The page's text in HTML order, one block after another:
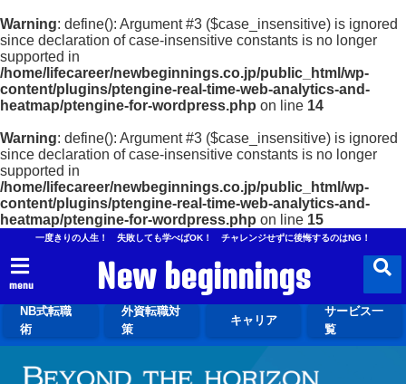
Warning: define(): Argument #3 ($case_insensitive) is ignored
since declaration of case-insensitive constants is no longer
supported in
/home/lifecareer/newbeginnings.co.jp/public_html/wp-
content/plugins/ptengine-real-time-web-analytics-and-
heatmap/ptengine-for-wordpress.php on line 14
Warning: define(): Argument #3 ($case_insensitive) is ignored
since declaration of case-insensitive constants is no longer
supported in
/home/lifecareer/newbeginnings.co.jp/public_html/wp-
content/plugins/ptengine-real-time-web-analytics-and-
heatmap/ptengine-for-wordpress.php on line 15
一度きりの人生！ 失敗しても学べばOK！ チャレンジせずに後悔するのはNG！
menu New beginnings
NB式転職
術
外資転職対
策
キャリア
サービス一
覧